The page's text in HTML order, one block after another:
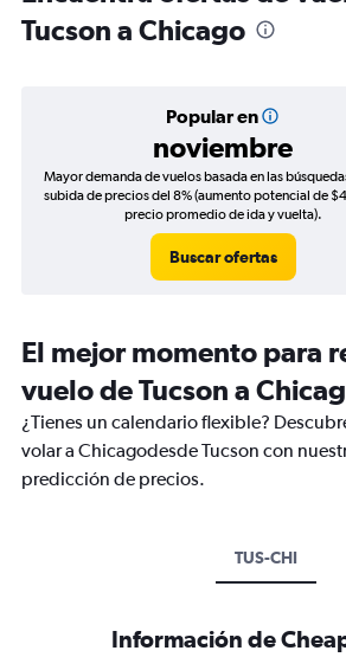
Tucson a Chicago
Popular en
noviembre
Mayor demanda de vuelos basada en las
subida de precios del 8% (aumento potencial de
precio promedio de ida y vuelta).
Buscar ofertas
El mejor momento para
vuelo de Tucson a
¿Tienes un calendario flexible?
volar a Chicagodesde Tucson con
predicción de precios.
TUS-CHI
Información de